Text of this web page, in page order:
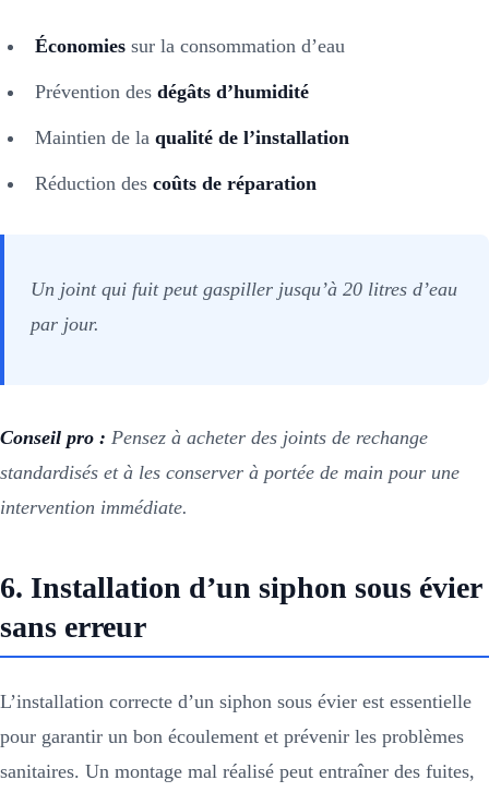
Économies sur la consommation d’eau
Prévention des dégâts d’humidité
Maintien de la qualité de l’installation
Réduction des coûts de réparation
Un joint qui fuit peut gaspiller jusqu’à 20 litres d’eau
par jour.
Conseil pro : Pensez à acheter des joints de rechange
standardisés et à les conserver à portée de main pour une
intervention immédiate.
6. Installation d’un siphon sous évier
sans erreur
L’installation correcte d’un siphon sous évier est essentielle
pour garantir un bon écoulement et prévenir les problèmes
sanitaires. Un montage mal réalisé peut entraîner des fuites,